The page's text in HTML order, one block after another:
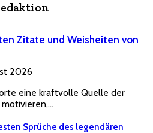
Zitate und Weisheiten von
2026
eine kraftvolle Quelle der
motivieren,…
Sprüche des legendären